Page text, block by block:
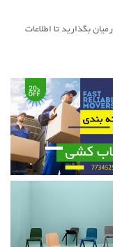
بگذارید تا اطلاعات